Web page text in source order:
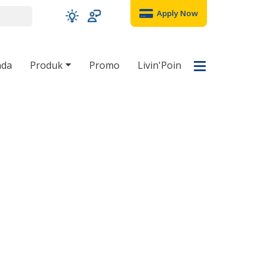
Apply Now
Produk Promo Livin'Poin